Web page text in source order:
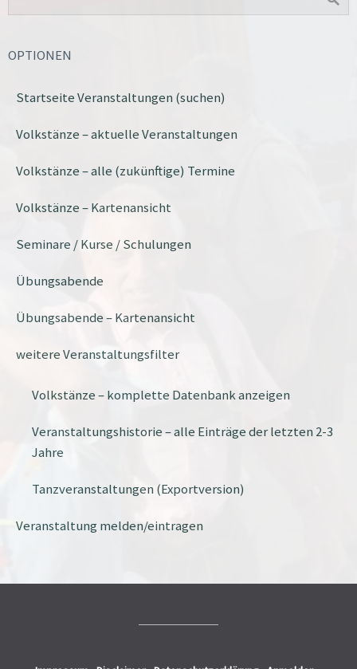
OPTIONEN
Startseite Veranstaltungen (suchen)
Volkstänze – aktuelle Veranstaltungen
Volkstänze – alle (zukünftige) Termine
Volkstänze – Kartenansicht
Seminare / Kurse / Schulungen
Übungsabende
Übungsabende – Kartenansicht
weitere Veranstaltungsfilter
Volkstänze – komplette Datenbank anzeigen
Veranstaltungshistorie – alle Einträge der letzten 2-3
Jahre
Tanzveranstaltungen (Exportversion)
Veranstaltung melden/eintragen